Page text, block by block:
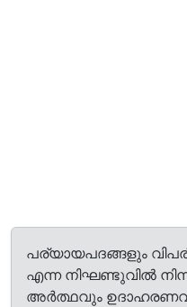
പര്യായപദങ്ങളും
എന്ന നിഘണ്ടുവിൽ
അർത്ഥവും